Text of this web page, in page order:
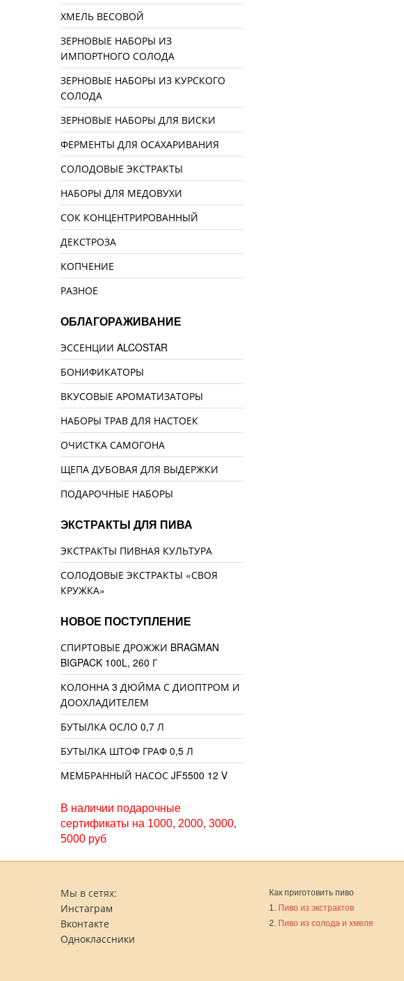
ХМЕЛЬ ВЕСОВОЙ
ЗЕРНОВЫЕ НАБОРЫ ИЗ
ИМПОРТНОГО СОЛОДА
ЗЕРНОВЫЕ НАБОРЫ ИЗ КУРСКОГО
СОЛОДА
ЗЕРНОВЫЕ НАБОРЫ ДЛЯ ВИСКИ
ФЕРМЕНТЫ ДЛЯ ОСАХАРИВАНИЯ
СОЛОДОВЫЕ ЭКСТРАКТЫ
НАБОРЫ ДЛЯ МЕДОВУХИ
СОК КОНЦЕНТРИРОВАННЫЙ
ДЕКСТРОЗА
КОПЧЕНИЕ
РАЗНОЕ
ОБЛАГОРАЖИВАНИЕ
ЭССЕНЦИИ ALCOSTAR
БОНИФИКАТОРЫ
ВКУСОВЫЕ АРОМАТИЗАТОРЫ
НАБОРЫ ТРАВ ДЛЯ НАСТОЕК
ОЧИСТКА САМОГОНА
ЩЕПА ДУБОВАЯ ДЛЯ ВЫДЕРЖКИ
ПОДАРОЧНЫЕ НАБОРЫ
ЭКСТРАКТЫ ДЛЯ ПИВА
ЭКСТРАКТЫ ПИВНАЯ КУЛЬТУРА
СОЛОДОВЫЕ ЭКСТРАКТЫ «СВОЯ
КРУЖКА»
НОВОЕ ПОСТУПЛЕНИЕ
СПИРТОВЫЕ ДРОЖЖИ BRAGMAN
BIGPACK 100L, 260 Г
КОЛОННА 3 ДЮЙМА С ДИОПТРОМ И
ДООХЛАДИТЕЛЕМ
БУТЫЛКА ОСЛО 0,7 Л
БУТЫЛКА ШТОФ ГРАФ 0,5 Л
МЕМБРАННЫЙ НАСОС JF5500 12 V
В наличии подарочные
сертификаты на 1000, 2000, 3000,
5000 руб
Мы в сетях:
Инстаграм
Вконтакте
Одноклассники
Как приготовить пиво
1. Пиво из экстрактов
2. Пиво из солода и хмеля